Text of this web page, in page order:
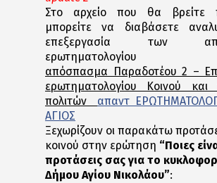
Στο αρχείο που θα βρείτε
μπορείτε να διαβάσετε
επεξεργασία των
ερωτηματολογίου
απόσπασμα Παραδοτέου 2 –
ερωτηματολογίου Κοινού και
πολιτών απαντ
ΑΓΙΟΣ
Ξεχωρίζουν οι παρακάτω
κοινού στην ερώτηση “Ποιες
προτάσεις σας για το
Δήμου Αγίου Νικολάου”: